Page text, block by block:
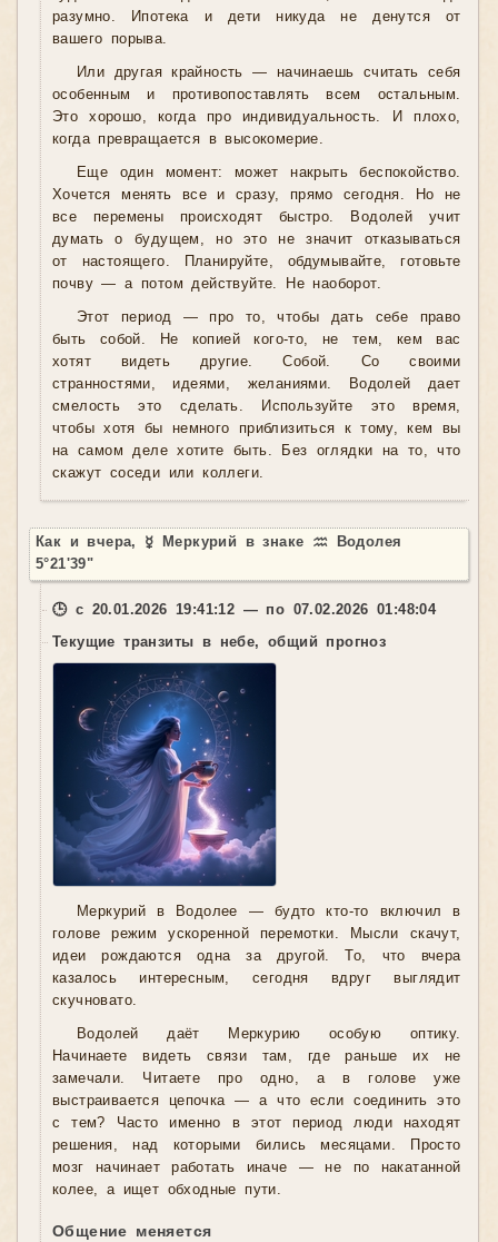
разумно. Ипотека и дети никуда не денутся от
вашего порыва.
Или другая крайность — начинаешь считать себя
особенным и противопоставлять всем остальным.
Это хорошо, когда про индивидуальность. И плохо,
когда превращается в высокомерие.
Еще один момент: может накрыть беспокойство.
Хочется менять все и сразу, прямо сегодня. Но не
все перемены происходят быстро. Водолей учит
думать о будущем, но это не значит отказываться
от настоящего. Планируйте, обдумывайте, готовьте
почву — а потом действуйте. Не наоборот.
Этот период — про то, чтобы дать себе право
быть собой. Не копией кого-то, не тем, кем вас
хотят видеть другие. Собой. Со своими
странностями, идеями, желаниями. Водолей дает
смелость это сделать. Используйте это время,
чтобы хотя бы немного приблизиться к тому, кем вы
на самом деле хотите быть. Без оглядки на то, что
скажут соседи или коллеги.
Как и вчера, ☿ Меркурий в знаке ♒ Водолея
5°21'39"
🕒 с 20.01.2026 19:41:12 — по 07.02.2026 01:48:04
Текущие транзиты в небе, общий прогноз
Меркурий в Водолее — будто кто-то включил в
голове режим ускоренной перемотки. Мысли скачут,
идеи рождаются одна за другой. То, что вчера
казалось интересным, сегодня вдруг выглядит
скучновато.
Водолей даёт Меркурию особую оптику.
Начинаете видеть связи там, где раньше их не
замечали. Читаете про одно, а в голове уже
выстраивается цепочка — а что если соединить это
с тем? Часто именно в этот период люди находят
решения, над которыми бились месяцами. Просто
мозг начинает работать иначе — не по накатанной
колее, а ищет обходные пути.
Общение меняется